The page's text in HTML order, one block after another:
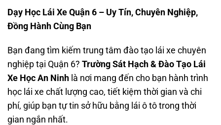
Dạy Học Lái Xe Quận 6 – Uy Tín, Chuyên Nghiệp,
Đồng Hành Cùng Bạn
Bạn đang tìm kiếm trung tâm đào tạo lái xe chuyên
nghiệp tại Quận 6? Trường Sát Hạch & Đào Tạo Lái
Xe Học An Ninh là nơi mang đến cho bạn hành trình
học lái xe chất lượng cao, tiết kiệm thời gian và chi
phí, giúp bạn tự tin sở hữu bằng lái ô tô trong thời
gian ngắn nhất.